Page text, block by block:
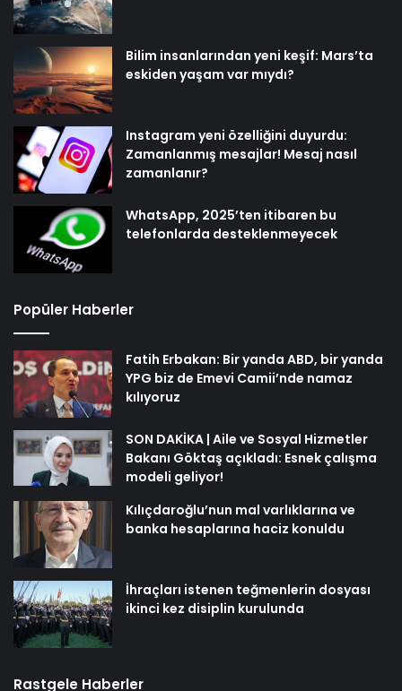
Bilim insanlarından yeni keşif: Mars’ta
eskiden yaşam var mıydı?
Instagram yeni özelliğini duyurdu:
Zamanlanmış mesajlar! Mesaj nasıl
zamanlanır?
WhatsApp, 2025’ten itibaren bu
telefonlarda desteklenmeyecek
Popüler Haberler
Fatih Erbakan: Bir yanda ABD, bir yanda
YPG biz de Emevi Camii’nde namaz
kılıyoruz
SON DAKİKA | Aile ve Sosyal Hizmetler
Bakanı Göktaş açıkladı: Esnek çalışma
modeli geliyor!
Kılıçdaroğlu’nun mal varlıklarına ve
banka hesaplarına haciz konuldu
İhraçları istenen teğmenlerin dosyası
ikinci kez disiplin kurulunda
Rastgele Haberler